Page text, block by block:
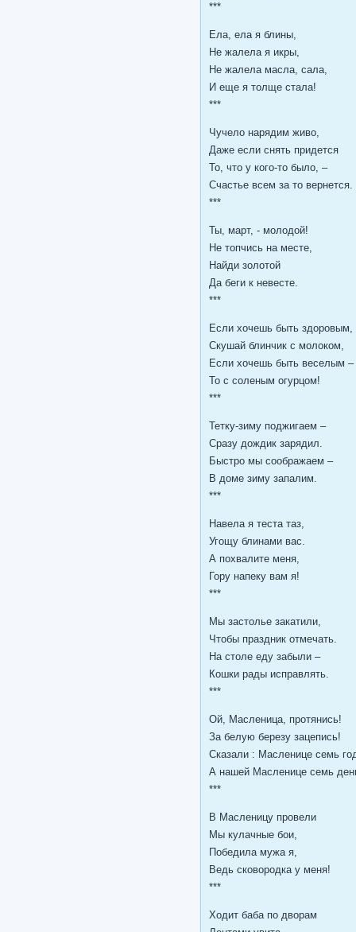
***
Ела, ела я блины,
Не жалела я икры,
Не жалела масла, сала,
И еще я толще стала!
***
Чучело нарядим живо,
Даже если снять придется
То, что у кого-то было, –
Счастье всем за то вернется.
***
Ты, март, - молодой!
Не топчись на месте,
Найди золотой
Да беги к невесте.
***
Если хочешь быть здоровым,
Скушай блинчик с молоком,
Если хочешь быть веселым –
То с соленым огурцом!
***
Тетку-зиму поджигаем –
Сразу дождик зарядил.
Быстро мы соображаем –
В доме зиму запалим.
***
Навела я теста таз,
Угощу блинами вас.
А похвалите меня,
Гору напеку вам я!
***
Мы застолье закатили,
Чтобы праздник отмечать.
На столе еду забыли –
Кошки рады исправлять.
***
Ой, Масленица, протянись!
За белую березу зацепись!
Сказали : Масленице семь
А нашей Масленице семь
***
В Масленицу провели
Мы кулачные бои,
Победила мужа я,
Ведь сковородка у меня!
***
Ходит баба по дворам